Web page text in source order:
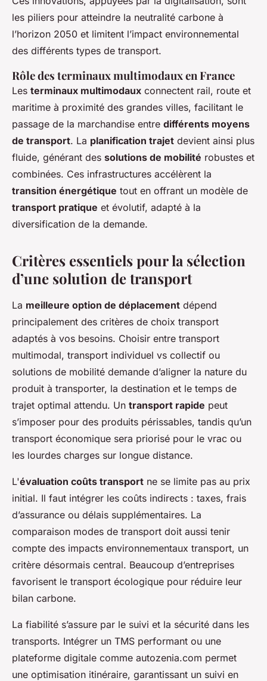
les piliers pour atteindre la neutralité carbone à
l’horizon 2050 et limitent l’impact environnemental
des différents types de transport.
Rôle des terminaux multimodaux en France
Les terminaux multimodaux connectent rail, route et
maritime à proximité des grandes villes, facilitant le
passage de la marchandise entre différents moyens
de transport. La planification trajet devient ainsi plus
fluide, générant des solutions de mobilité robustes et
combinées. Ces infrastructures accélèrent la
transition énergétique tout en offrant un modèle de
transport pratique et évolutif, adapté à la
diversification de la demande.
Critères essentiels pour la sélection
d’une solution de transport
La meilleure option de déplacement dépend
principalement des critères de choix transport
adaptés à vos besoins. Choisir entre transport
multimodal, transport individuel vs collectif ou
solutions de mobilité demande d’aligner la nature du
produit à transporter, la destination et le temps de
trajet optimal attendu. Un transport rapide peut
s’imposer pour des produits périssables, tandis qu’un
transport économique sera priorisé pour le vrac ou
les lourdes charges sur longue distance.
L'évaluation coûts transport ne se limite pas au prix
initial. Il faut intégrer les coûts indirects : taxes, frais
d’assurance ou délais supplémentaires. La
comparaison modes de transport doit aussi tenir
compte des impacts environnementaux transport, un
critère désormais central. Beaucoup d’entreprises
favorisent le transport écologique pour réduire leur
bilan carbone.
La fiabilité s’assure par le suivi et la sécurité dans les
transports. Intégrer un TMS performant ou une
plateforme digitale comme autozenia.com permet
une optimisation itinéraire, garantissant un suivi en